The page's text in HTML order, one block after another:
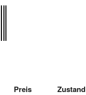
Preis Zustand